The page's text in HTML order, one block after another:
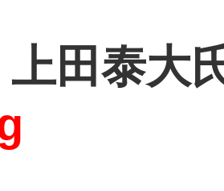
田泰大